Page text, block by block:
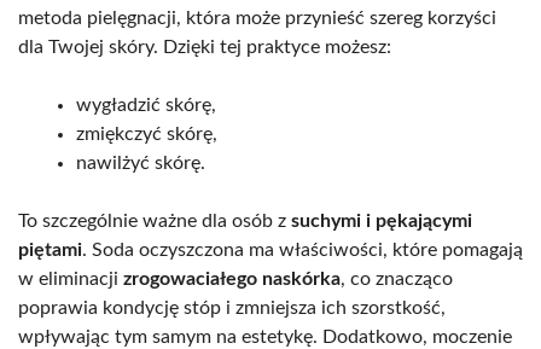
metoda pielęgnacji, która może przynieść szereg korzyści
dla Twojej skóry. Dzięki tej praktyce możesz:
wygładzić skórę,
zmiękczyć skórę,
nawilżyć skórę.
To szczególnie ważne dla osób z suchymi i pękającymi
piętami. Soda oczyszczona ma właściwości, które pomagają
w eliminacji zrogowaciałego naskórka, co znacząco
poprawia kondycję stóp i zmniejsza ich szorstkość,
wpływając tym samym na estetykę. Dodatkowo, moczenie